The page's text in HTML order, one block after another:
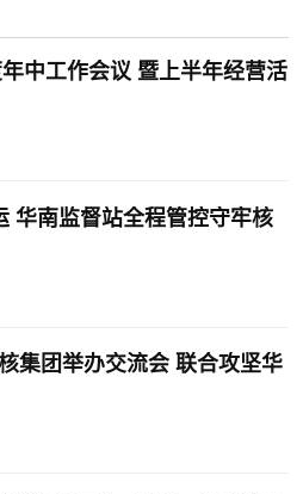
中工作会议 暨上半年经营活
华南监督站全程管控守牢核
集团举办交流会 联合攻坚华